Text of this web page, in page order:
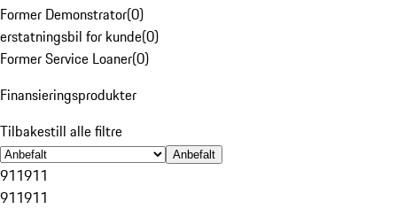
Former Demonstrator(0)
erstatningsbil for kunde(0)
Former Service Loaner(0)
Finansieringsprodukter
Tilbakestill alle filtre
Anbefalt
911911
911911